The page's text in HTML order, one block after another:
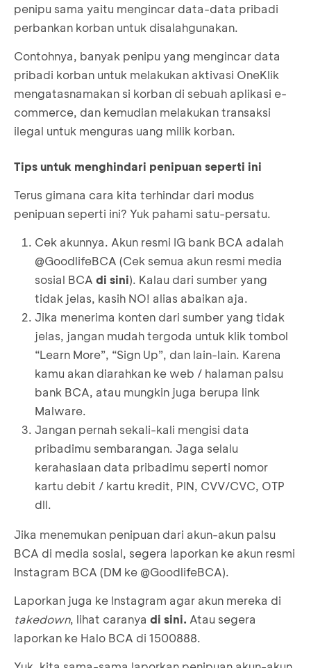
penipu sama yaitu mengincar data-data pribadi
perbankan korban untuk disalahgunakan.
Contohnya, banyak penipu yang mengincar data
pribadi korban untuk melakukan aktivasi OneKlik
mengatasnamakan si korban di sebuah aplikasi e-
commerce, dan kemudian melakukan transaksi
ilegal untuk menguras uang milik korban.
Tips untuk menghindari penipuan seperti ini
Terus gimana cara kita terhindar dari modus
penipuan seperti ini? Yuk pahami satu-persatu.
Cek akunnya. Akun resmi IG bank BCA adalah
@GoodlifeBCA (Cek semua akun resmi media
sosial BCA di sini). Kalau dari sumber yang
tidak jelas, kasih NO! alias abaikan aja.
Jika menerima konten dari sumber yang tidak
jelas, jangan mudah tergoda untuk klik tombol
“Learn More”, “Sign Up”, dan lain-lain. Karena
kamu akan diarahkan ke web / halaman palsu
bank BCA, atau mungkin juga berupa link
Malware.
Jangan pernah sekali-kali mengisi data
pribadimu sembarangan. Jaga selalu
kerahasiaan data pribadimu seperti nomor
kartu debit / kartu kredit, PIN, CVV/CVC, OTP
dll.
Jika menemukan penipuan dari akun-akun palsu
BCA di media sosial, segera laporkan ke akun resmi
Instagram BCA (DM ke @GoodlifeBCA).
Laporkan juga ke Instagram agar akun mereka di
takedown, lihat caranya di sini. Atau segera
laporkan ke Halo BCA di 1500888.